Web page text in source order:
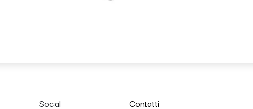
Social Contatti